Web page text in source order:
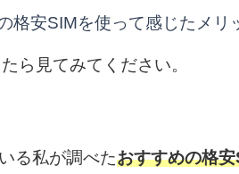
格安SIMを使って感じたメリ
ら見てみてください。
る私が調べたおすすめの格